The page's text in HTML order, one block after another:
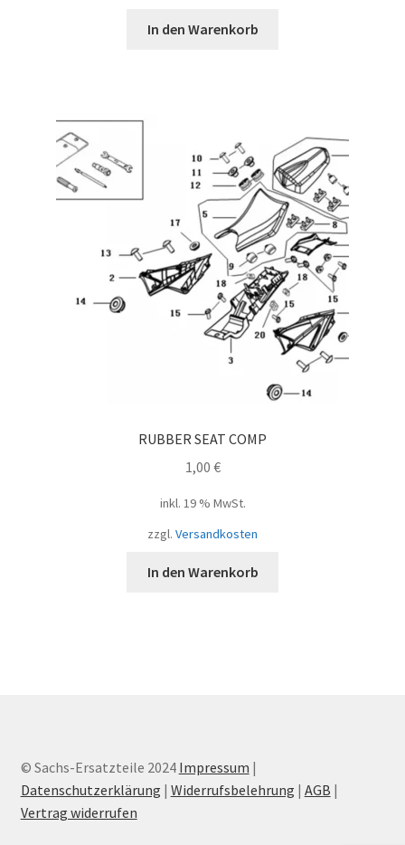
In den Warenkorb
RUBBER SEAT COMP
1,00 €
inkl. 19 % MwSt.
zzgl. Versandkosten
In den Warenkorb
© Sachs-Ersatzteile 2024 Impressum |
Datenschutzerklärung | Widerrufsbelehrung | AGB |
Vertrag widerrufen